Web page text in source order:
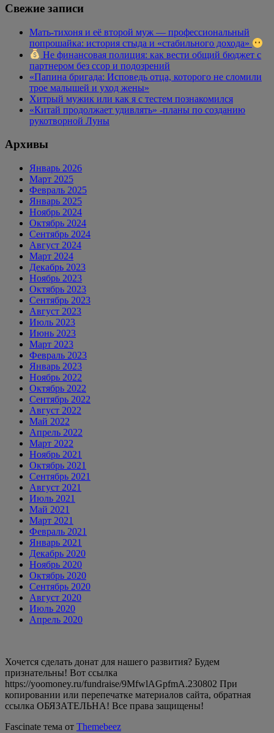
Свежие записи
Мать-тихоня и её второй муж — профессиональный
попрошайка: история стыда и «стабильного дохода»
Не финансовая полиция: как вести общий бюджет с
партнером без ссор и подозрений
«Папина бригада: Исповедь отца, которого не сломили
трое малышей и уход жены»
Хитрый мужик или как я с тестем познакомился
«Китай продолжает удивлять» -планы по созданию
рукотворной Луны
Архивы
Январь 2026
Март 2025
Февраль 2025
Январь 2025
Ноябрь 2024
Октябрь 2024
Сентябрь 2024
Август 2024
Март 2024
Декабрь 2023
Ноябрь 2023
Октябрь 2023
Сентябрь 2023
Август 2023
Июль 2023
Июнь 2023
Март 2023
Февраль 2023
Январь 2023
Ноябрь 2022
Октябрь 2022
Сентябрь 2022
Август 2022
Май 2022
Апрель 2022
Март 2022
Ноябрь 2021
Октябрь 2021
Сентябрь 2021
Август 2021
Июль 2021
Май 2021
Март 2021
Февраль 2021
Январь 2021
Декабрь 2020
Ноябрь 2020
Октябрь 2020
Сентябрь 2020
Август 2020
Июль 2020
Апрель 2020
Хочется сделать донат для нашего развития? Будем
признательны! Вот ссылка
https://yoomoney.ru/fundraise/9MfwlAGpfmA.230802 При
копировании или перепечатке материалов сайта, обратная
ссылка ОБЯЗАТЕЛЬНА! Все права защищены!
Fascinate тема от Themebeez